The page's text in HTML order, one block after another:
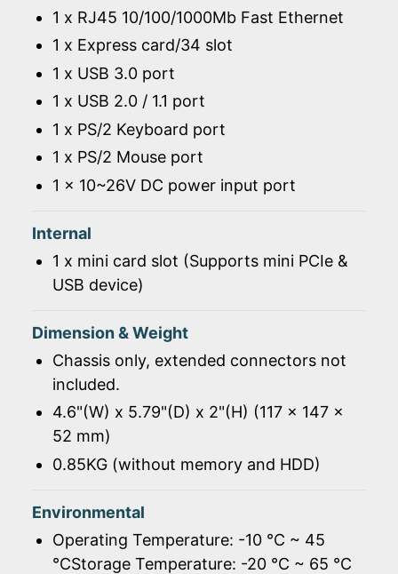
1 x RJ45 10/100/1000Mb Fast Ethernet
1 x Express card/34 slot
1 x USB 3.0 port
1 x USB 2.0 / 1.1 port
1 x PS/2 Keyboard port
1 x PS/2 Mouse port
1 x 10~26V DC power input port
Internal
1 x mini card slot (Supports mini PCIe &
USB device)
Dimension & Weight
Chassis only, extended connectors not
included.
4.6"(W) x 5.79"(D) x 2"(H) (117 x 147 x
52 mm)
0.85KG (without memory and HDD)
Environmental
Operating Temperature: -10 ℃ ~ 45
℃Storage Temperature: -20 ℃ ~ 65 ℃